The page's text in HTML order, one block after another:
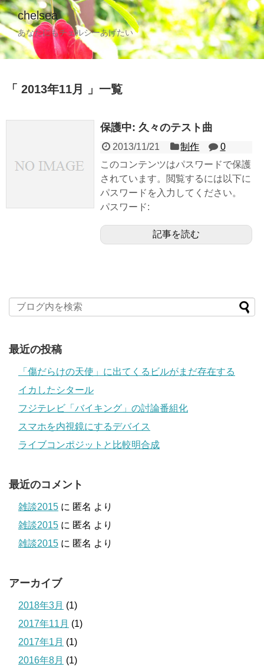
chelsea
あなたにもチェルシーあげたい
2013年11月 一覧
保護中: 久々のテスト曲
2013/11/21 制作
0
このコンテンツはパスワードで保護
されています。閲覧するには以下に
パスワードを入力してください。
パスワード:
記事を読む
最近の投稿
「傷だらけの天使」に出てくるビルがまだ存在する
イカしたシタール
フジテレビ「バイキング」の討論番組化
スマホを内視鏡にするデバイス
ライブコンポジットと比較明合成
最近のコメント
雑談2015 に 匿名 より
雑談2015 に 匿名 より
雑談2015 に 匿名 より
アーカイブ
2018年3月 (1)
2017年11月 (1)
2017年1月 (1)
2016年8月 (1)